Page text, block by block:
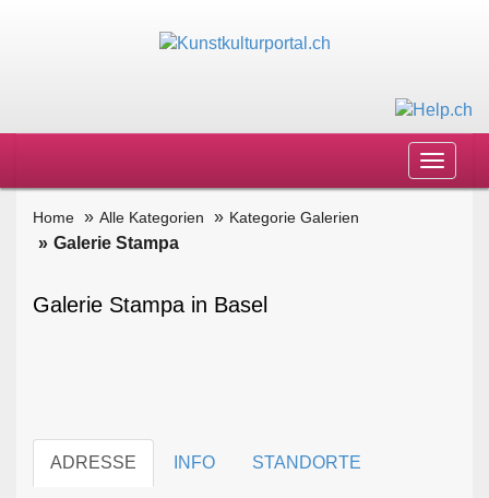
Toggle
Home Alle Kategorien Kategorie Galerien
Galerie Stampa
Galerie Stampa in Basel
ADRESSE INFO STANDORTE